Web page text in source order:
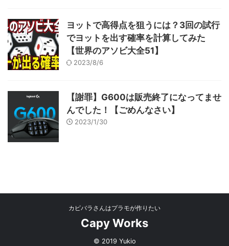
ヨットで高得点を狙うには？3回の試行
でヨットを出す確率を計算してみた
【世界のアソビ大全51】
2023/8/6
【謝罪】G600は販売終了になってませ
んでした！【ごめんなさい】
2023/1/30
カピバラさんはプラモが作りたい
Capy Works
© 2019 Yukio